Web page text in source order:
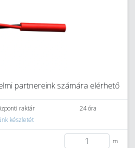
partnereink számára elérhető
raktár
24 óra
készletét
m